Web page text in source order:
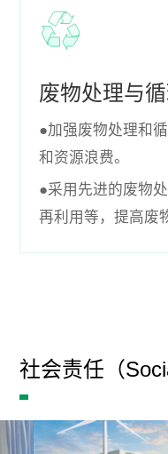
废物处理与
●加强废物处理和
和资源浪费。
●采用先进的废物
再利用等，提高废
社会责任（